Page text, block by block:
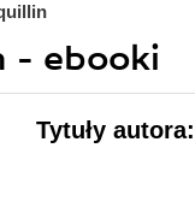
- ebooki
Tytuły